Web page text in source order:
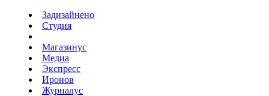
Задизайнено
Студия
Магазинус
Медиа
Экспресс
Иронов
Журналус